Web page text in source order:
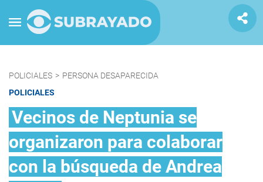
POLICIALES > PERSONA DESAPARECIDA
POLICIALES
Vecinos de Neptunia se
organizaron para colaborar
con la búsqueda de Andrea